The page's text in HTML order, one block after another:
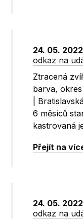
24. 05.
odkaz na
Ztracená
barva,
|
6 měsíců
kastrovaná
Přejít na
24. 05.
odkaz na